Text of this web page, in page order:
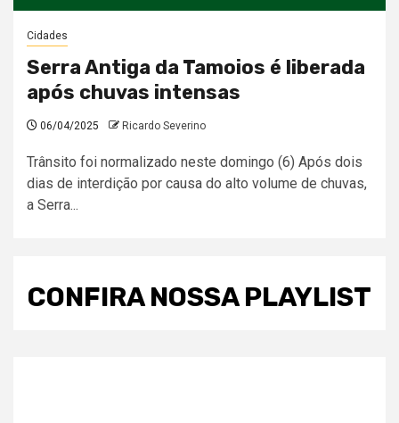
Cidades
Serra Antiga da Tamoios é liberada
após chuvas intensas
06/04/2025 Ricardo Severino
Trânsito foi normalizado neste domingo (6) Após dois
dias de interdição por causa do alto volume de chuvas,
a Serra...
CONFIRA NOSSA PLAYLIST